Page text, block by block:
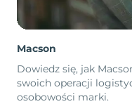
Macson
Dowiedz się, jak
swoich operacji
osobowości marki.